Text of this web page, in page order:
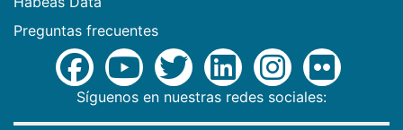
Preguntas frecuentes
Síguenos en nuestras redes sociales: